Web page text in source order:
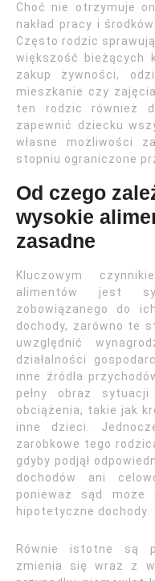
Choć nie otrzymuje
nakład pracy i
Często rodzic
większość bieżących
zakup żywności,
mieszkanie czy
ten rodzic również
zapewnić dziecku
własne możliwości
stopniu ograniczone
Od czego
wysokie
zasadne
Kluczowym
alimentów jest
zobowiązanego do
dochody, zarówno te
uwzględnić
działalności
inne źródła
pełny obraz
obciążenia, takie jak
inne dzieci.
zarobkowe tego
gdyby podjął
dochodów ani
ponieważ sąd
hipotetyczne dochody.
Równie istotne są
zmienia się wraz z